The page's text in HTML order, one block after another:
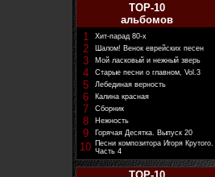
TOP-10
альбомов
1
Хит-парад 80-х
2 Шалом! Венок еврейских песен
3 Мой ласковый и нежный зверь
4 Старые песни о главном, Vol.3
5 Лебединая верность
6 Калина красная
7 Сборник
8 Нежность
9 Горячая Десятка. Выпуск 20
10 Песни композитора Игоря Крутого.
Часть 4